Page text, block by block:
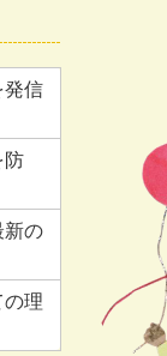
発信
防
新の
理